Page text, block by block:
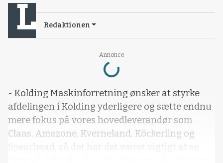
Annonce
Loading...
Redaktionen
- Kolding Maskinforretning ønsker at styrke
afdelingen i Kolding yderligere og sætte endnu
mere fokus på vores hovedleverandør som
Claas, Amazone, Kverneland, Köckerling og
Spearhead, så det har det været vigtigt at se